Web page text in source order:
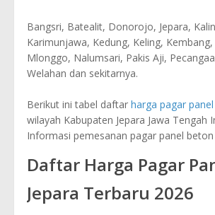
Bangsri, Batealit, Donorojo, Jepara,
Karimunjawa, Kedung, Keling,
Mlonggo, Nalumsari, Pakis Aji,
Welahan dan sekitarnya.
Berikut ini tabel daftar harga pagar
wilayah Kabupaten Jepara Jawa Tengah
Informasi pemesanan pagar panel
Daftar Harga Pagar
Jepara Terbaru 2026